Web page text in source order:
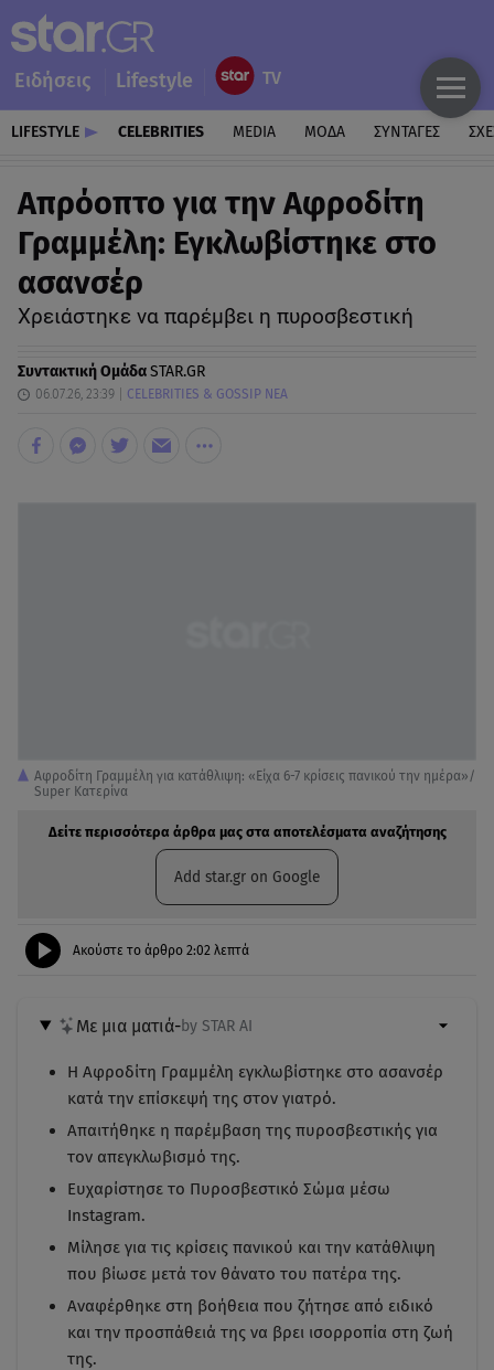
Ειδήσεις Lifestyle
LIFESTYLE CELEBRITIES MEDIA ΜΟΔΑ ΣΥΝΤΑΓΕΣ
Απρόοπτο για την Αφροδίτη
Γραμμέλη: Εγκλωβίστηκε στο
ασανσέρ
Χρειάστηκε να παρέμβει η πυροσβεστική
Συντακτική ΟμάδαSTAR.GR
06.07.26, 23:39 CELEBRITIES & GOSSIP ΝΕΑ
Αφροδίτη Γραμμέλη για κατάθλιψη: «Είχα 6-7 κρίσεις πανικού την ημέρα»/
Super Κατερίνα
Δείτε περισσότερα άρθρα μας στα αποτελέσματα αναζήτησης
Add star.gr on Google
Ακούστε το άρθρο 2:02 λεπτά
Με μια ματιά-by STAR AI
Η Αφροδίτη Γραμμέλη εγκλωβίστηκε στο ασανσέρ
κατά την επίσκεψή της στον γιατρό.
Απαιτήθηκε η παρέμβαση της πυροσβεστικής για
τον απεγκλωβισμό της.
Ευχαρίστησε το Πυροσβεστικό Σώμα μέσω
Instagram.
Μίλησε για τις κρίσεις πανικού και την κατάθλιψη
που βίωσε μετά τον θάνατο του πατέρα της.
Αναφέρθηκε στη βοήθεια που ζήτησε από ειδικό
και την προσπάθειά της να βρει ισορροπία στη ζωή
της.